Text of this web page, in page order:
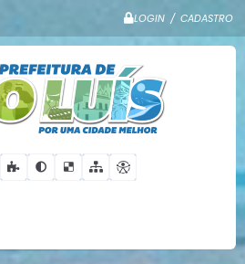
LOGIN / CADASTRO